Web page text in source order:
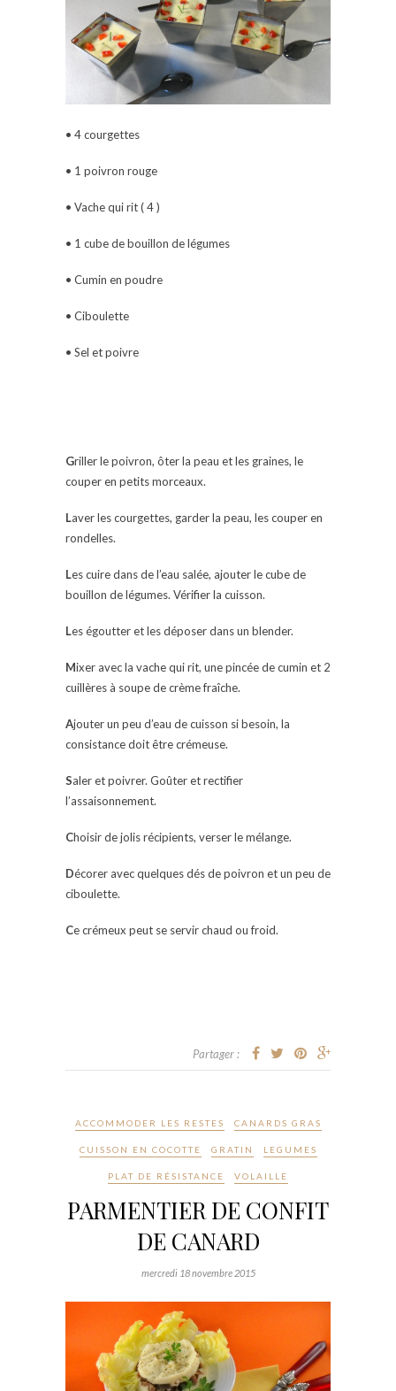
• 4 courgettes
• 1 poivron rouge
• Vache qui rit ( 4 )
• 1 cube de bouillon de légumes
• Cumin en poudre
• Ciboulette
• Sel et poivre
Griller le poivron, ôter la peau et les graines, le
couper en petits morceaux.
Laver les courgettes, garder la peau, les couper en
rondelles.
Les cuire dans de l’eau salée, ajouter le cube de
bouillon de légumes. Vérifier la cuisson.
Les égoutter et les déposer dans un blender.
Mixer avec la vache qui rit, une pincée de cumin et 2
cuillères à soupe de crème fraîche.
Ajouter un peu d’eau de cuisson si besoin, la
consistance doit être crémeuse.
Saler et poivrer. Goûter et rectifier
l’assaisonnement.
Choisir de jolis récipients, verser le mélange.
Décorer avec quelques dés de poivron et un peu de
ciboulette.
Ce crémeux peut se servir chaud ou froid.
Partager :
ACCOMMODER LES RESTES CANARDS GRAS
CUISSON EN COCOTTE GRATIN LEGUMES
PLAT DE RÉSISTANCE VOLAILLE
PARMENTIER DE CONFIT
DE CANARD
mercredi 18 novembre 2015